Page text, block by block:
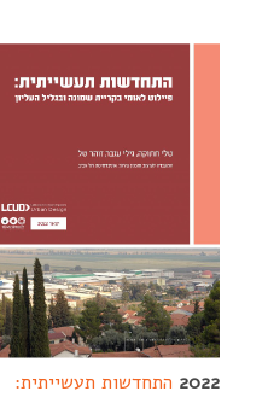
2022 התחדשות תעשייתית: